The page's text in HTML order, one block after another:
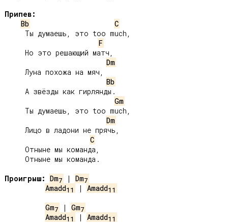
Припев:
Bb
C
F
Dm
Bb
Gm
Dm
C
Проигрыш: Dm7 | Dm7
Amadd11 | Amadd11
Gm7 | Gm7
Amadd11 | Amadd11